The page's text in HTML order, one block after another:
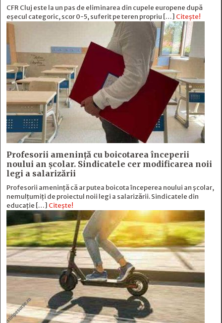
CFR Cluj este la un pas de eliminarea din cupele europene după
eșecul categoric, scor 0-5, suferit pe teren propriu […] Citește!
Profesorii amenință cu boicotarea începerii
noului an școlar. Sindicatele cer modificarea noii
legi a salarizării
Profesorii amenință că ar putea boicota începerea noului an școlar,
nemulțumiți de proiectul noii legi a salarizării. Sindicatele din
educație […] Citește!